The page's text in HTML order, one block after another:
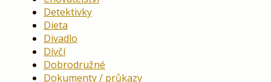
Detektivky
Dieta
Divadlo
Dívčí
Dobrodružné
Dokumenty / průkazy